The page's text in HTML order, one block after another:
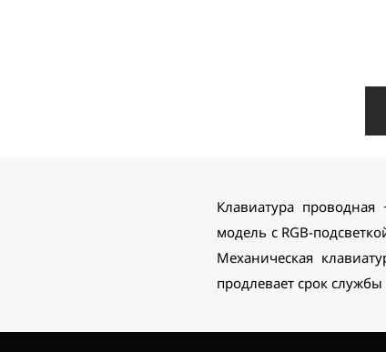
Клавиатура проводная
модель с RGB-
Механическая
продлевает срок службы